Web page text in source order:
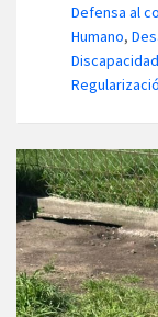
Defensa al
Humano,
Discapacidad